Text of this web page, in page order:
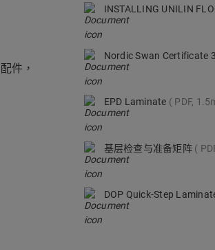
件，
INSTALLING UNILIN
Nordic Swan Certificate
EPD Laminate PDF,
基层检查与准备矩阵
DOP Quick-Step